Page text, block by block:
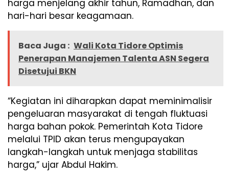
harga menjelang akhir tahun, Ramadhan, dan
hari-hari besar keagamaan.
Baca Juga : Wali Kota Tidore Optimis
Penerapan Manajemen Talenta ASN Segera
Disetujui BKN
“Kegiatan ini diharapkan dapat meminimalisir
pengeluaran masyarakat di tengah fluktuasi
harga bahan pokok. Pemerintah Kota Tidore
melalui TPID akan terus mengupayakan
langkah-langkah untuk menjaga stabilitas
harga,” ujar Abdul Hakim.